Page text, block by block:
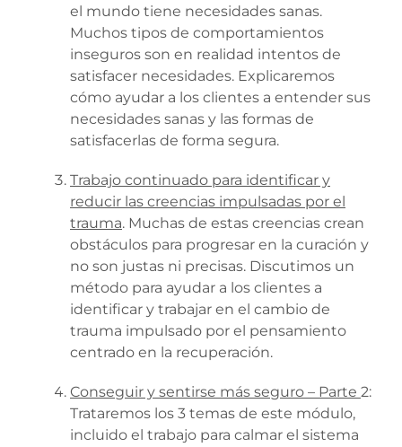
el mundo tiene necesidades sanas.
Muchos tipos de comportamientos
inseguros son en realidad intentos de
satisfacer necesidades. Explicaremos
cómo ayudar a los clientes a entender sus
necesidades sanas y las formas de
satisfacerlas de forma segura.
Trabajo continuado para identificar y
reducir las creencias impulsadas por el
trauma. Muchas de estas creencias crean
obstáculos para progresar en la curación y
no son justas ni precisas. Discutimos un
método para ayudar a los clientes a
identificar y trabajar en el cambio de
trauma impulsado por el pensamiento
centrado en la recuperación.
Conseguir y sentirse más seguro – Parte 2:
Trataremos los 3 temas de este módulo,
incluido el trabajo para calmar el sistema